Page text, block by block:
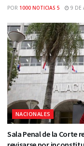
POR 1000 NOTICIAS 5 9 DE
NACIONALES
Sala Penal de la Corte